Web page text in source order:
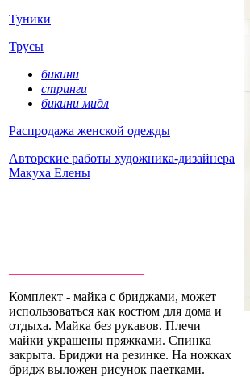
Туники
Трусы
бикини
стринги
бикини мидл
Распродажа женской одежды
Авторские работы художника-дизайнера
Макуха Елены
Комплект - майка с бриджами, может
использоваться как костюм для дома и
отдыха. Майка без рукавов. Плечи
майки украшены пряжками. Спинка
закрыта. Бриджи на резинке. На ножках
бридж выложен рисунок паетками.